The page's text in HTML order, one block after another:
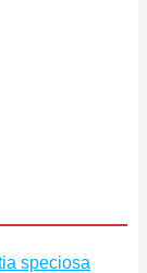
speciosa